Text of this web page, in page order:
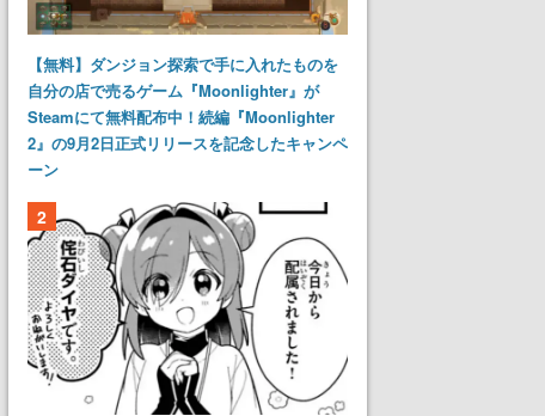
【無料】ダンジョン探索で手に入れたものを
自分の店で売るゲーム『Moonlighter』が
Steamにて無料配布中！続編『Moonlighter
2』の9月2日正式リリースを記念したキャンペ
ーン
2